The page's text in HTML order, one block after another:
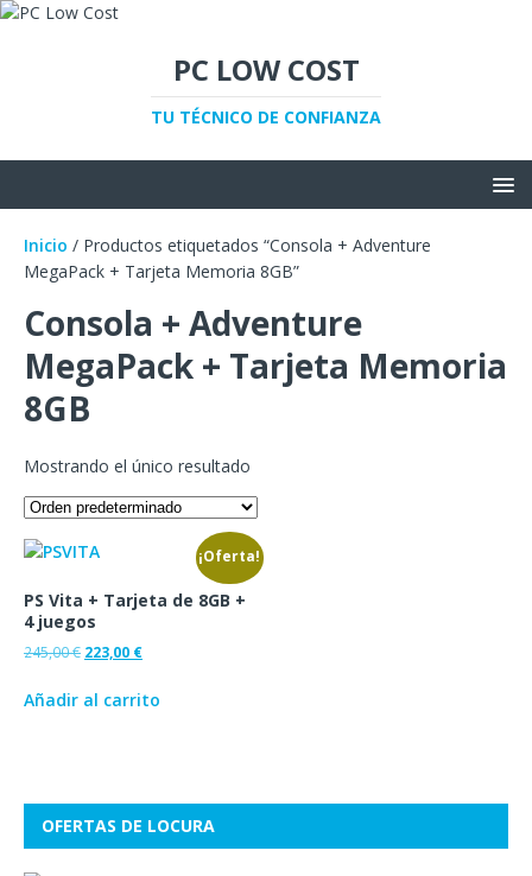
PC LOW COST
TU TÉCNICO DE CONFIANZA
Inicio / Productos etiquetados “Consola + Adventure
MegaPack + Tarjeta Memoria 8GB”
Consola + Adventure
MegaPack + Tarjeta Memoria
8GB
Mostrando el único resultado
¡Oferta!
PS Vita + Tarjeta de 8GB +
4 juegos
245,00€ 223,00 €
Añadir al carrito
OFERTAS DE LOCURA